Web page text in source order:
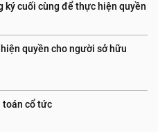
ký cuối cùng để thực hiện quyền
quyền cho người sở hữu
toán cổ tức